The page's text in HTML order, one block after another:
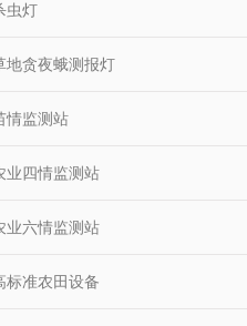
虫灯
地贪夜蛾测报灯
情监测站
业四情监测站
业六情监测站
标准农田设备